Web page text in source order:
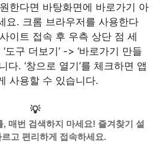
한다면 바탕화면에 바로가기 아
요. 크롬 브라우저를 사용한다
이트 접속 후 우측 상단 점 세
도구 더보기’ -> ‘바로가기 만들
다. ‘창으로 열기’를 체크하면 앱
사용할 수 있습니다.
💡
매번 검색하지 마세요! 즐겨찾기 설
고 편리하게 접속하세요.